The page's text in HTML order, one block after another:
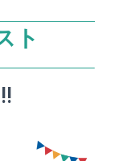
ト